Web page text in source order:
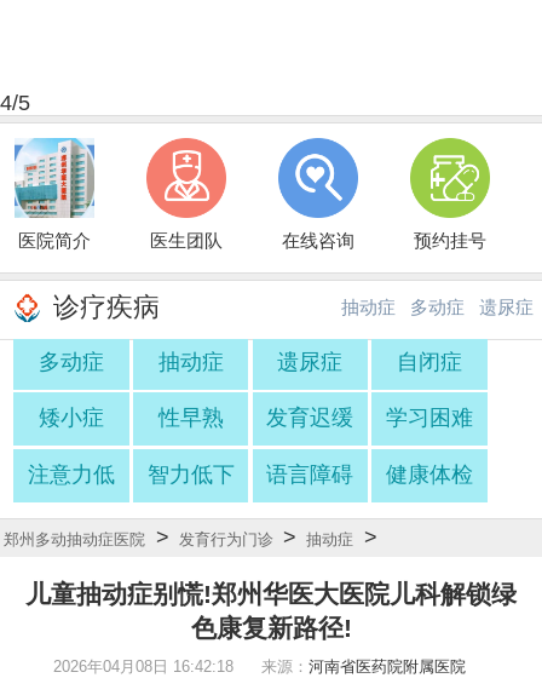
4/5
医院简介 医生团队 在线咨询 预约挂号
诊疗疾病 抽动症
·
多动症
·
遗尿症
多动症 抽动症 遗尿症 自闭症
矮小症 性早熟 发育迟缓 学习困难
注意力低 智力低下 语言障碍 健康体检
郑州多动抽动症医院 > 发育行为门诊 > 抽动症 >
儿童抽动症别慌!郑州华医大医院儿科解锁绿
色康复新路径!
2026年04月08日 16:42:18 来源： 河南省医药院附属医院